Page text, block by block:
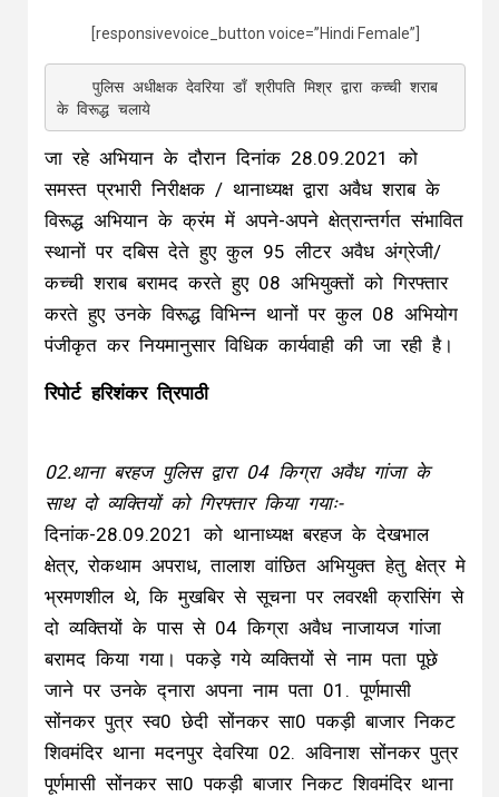
[responsivevoice_button voice=”Hindi Female”]
जा रहे अभियान के दौरान दिनांक 28.09.2021 को
समस्त प्रभारी निरीक्षक / थानाध्यक्ष द्वारा अवैध शराब के
विरूद्ध अभियान के क्रंम में अपने-अपने क्षेत्रान्तर्गत संभावित
स्थानों पर दबिस देते हुए कुल 95 लीटर अवैध अंग्रेजी/
कच्ची शराब बरामद करते हुए 08 अभियुक्तों को गिरफ्तार
करते हुए उनके विरूद्ध विभिन्न थानों पर कुल 08 अभियोग
पंजीकृत कर नियमानुसार विधिक कार्यवाही की जा रही है।
रिपोर्ट हरिशंकर त्रिपाठी
02.थाना बरहज पुलिस द्वारा 04 किग्रा अवैध गांजा के
साथ दो व्यक्तियों को गिरफ्तार किया गयाः-
दिनांक-28.09.2021 को थानाध्यक्ष बरहज के देखभाल
क्षेत्र, रोकथाम अपराध, तालाश वांछित अभियुक्त हेतु क्षेत्र मे
भ्रमणशील थे, कि मुखबिर से सूचना पर लवरक्षी क्रासिंग से
दो व्यक्तियों के पास से 04 किग्रा अवैध नाजायज गांजा
बरामद किया गया। पकड़े गये व्यक्तियों से नाम पता पूछे
जाने पर उनके द्नारा अपना नाम पता 01. पूर्णमासी
सोंनकर पुत्र स्व0 छेदी सोंनकर सा0 पकड़ी बाजार निकट
शिवमंदिर थाना मदनपुर देवरिया 02. अविनाश सोंनकर पुत्र
पूर्णमासी सोंनकर सा0 पकड़ी बाजार निकट शिवमंदिर थाना